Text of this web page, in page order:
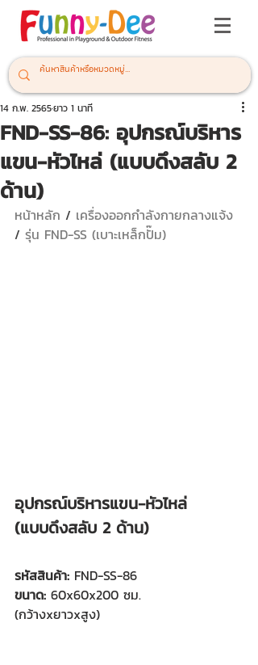
FND-SS-86: อุปกรณ์บริหาร
แขน-หัวไหล่ (แบบดึงสลับ 2
ด้าน)
14 ก.พ. 2565ยาว 1 นาที
หน้าหลัก / เครื่องออกกำลังกายกลางแจ้ง
/ รุ่น FND-SS (เบาะเหล็กปั๊ม)
อุปกรณ์บริหารแขน-หัวไหล่
(แบบดึงสลับ 2 ด้าน)
รหัสสินค้า: FND-SS-86
ขนาด: 60x60x200 ซม.
(กว้างxยาวxสูง)